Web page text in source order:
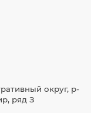
округ, р-
ряд З